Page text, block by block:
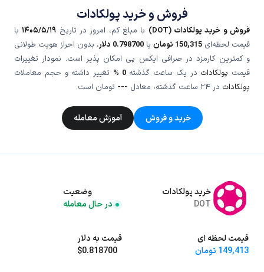
فروش و خرید پولکادات
فروش و خرید پولکادات (DOT) با مبلغ کم، امروز در تاریخ ۱۴۰۵/۵/۱۹با
قیمت لحظه‌ای 150,315 تومان یا 0.798700 دلار، بدون احراز هویت طولانی
و کمترین کارمزد در صرافی ایکس پی امکان پذیر است. نمودار تغییرات
قیمت پولکادات در یک ساعت گذشته0 %
تغییر داشته و حجم معاملات
پولکادات در ۲۴ ساعت گذشته، معادل --- تومان است.
خرید و فروش آموزش معامله
خرید پولکادات
DOT
وضعیت
در حال معامله
قیمت لحظه ای
149,413 تومان
قیمت به دلار
$0.818700